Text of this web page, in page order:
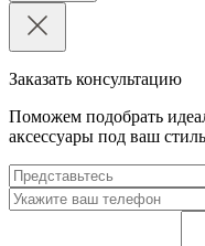
Заказать консультацию
Поможем подобрать
аксессуары под ваш